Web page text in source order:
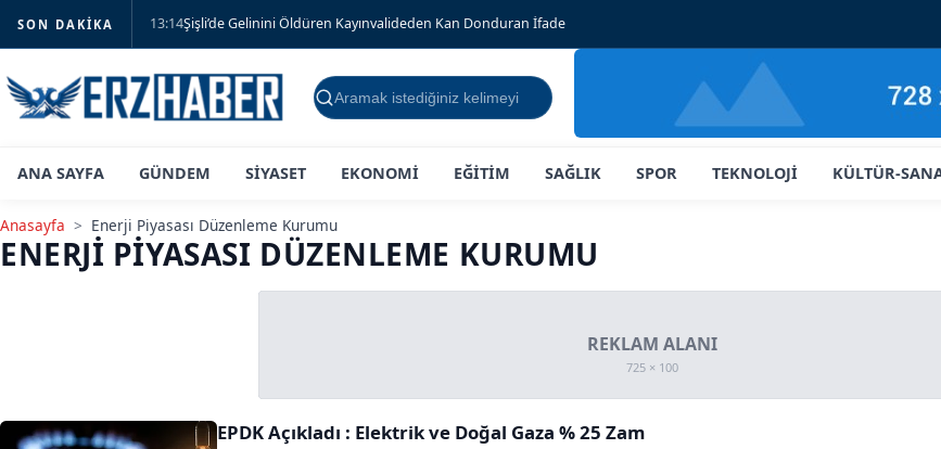
SON DAKIKA 13:14Şişli’de Gelinini Öldüren Kayınvalideden Kan Donduran İfade
Ara
ANA SAYFA GÜNDEM SİYASET EKONOMİ EĞİTİM SAĞLIK SPOR TEKNOLOJİ KÜLTÜR-
Anasayfa > Enerji Piyasası Düzenleme Kurumu
ENERJI PIYASASI DÜZENLEME KURUMU
EPDK Açıkladı : Elektrik ve Doğal Gaza % 25 Zam